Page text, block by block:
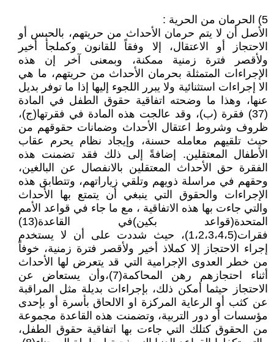
5) الحرمان من الحرية :
الأصل أن لا يتم حرمان الأحداث من حريتهم، بالحبس أو
الاحتجاز أو الاعتقال، إلا وفقاً للقانون وكملجأ أخير
ولأقصر فترة زمنية ممكنة، وبمعنى آخر إن هذه
الإجراءات المتمثلة بحرمان الأحداث من حريتهم، ما هي
الا إجراءات استثنائية ولا يبرر اللجوء إليها إذا ما توفر بديل
عنها، وهذا ما وضحته اتفاقية حقوق الطفل في المادة
(37) فقرة (ب)، وقد عالجت هذه المادة في فقرتها(ج)،
ظروف وشروط اعتقال الأحداث وضمانات حقوقهم من
حيث تلقيهم معامله حسنة، وإيجاد نظام يحرم عقاب
الأطفال المعتقلين. إضافةً إلى ذلك فقد تضمنت هذه
الفقرة حق الأحداث المعتقلين بالانفصال عن البالغين،
وحقهم في مراسلة ذويهم وتلقي زياراتهم، وتتطابق هذه
الإجراءات والحقوق التي ينبغي أن يتمتع بها الأحداث
والتي جاءت بها هذه الاتفاقية ، مع ما جاء في قواعد الأمم
المتحدة(قواعد بكين)في القاعدة(13)
فقرات(1،2،3،4،5)، حيث شددت على أن لا يستخدم
إجراء الاحتجاز إلا كملاذ أخير ولأقصر فترة زمنية، خوفاً
من خطر العدوى الإجرامية التي قد يتعرض لها الأحداث
أثناء احتجازهم رهن المحاكمة(7)،وأن يستعاض عن
الاحتجاز حيثما أمكن ذلك، بإجراءات بديلة مثل المراقبة
عن كثب أو الرعاية المركزة او الالحاق بأسرة أو بإحدى
مؤسسات أو دور التربية، وتضمنت هذه القاعدة مجموعة
من الحقوق كتلك التي جاءت بها اتفاقية حقوق الطفل،